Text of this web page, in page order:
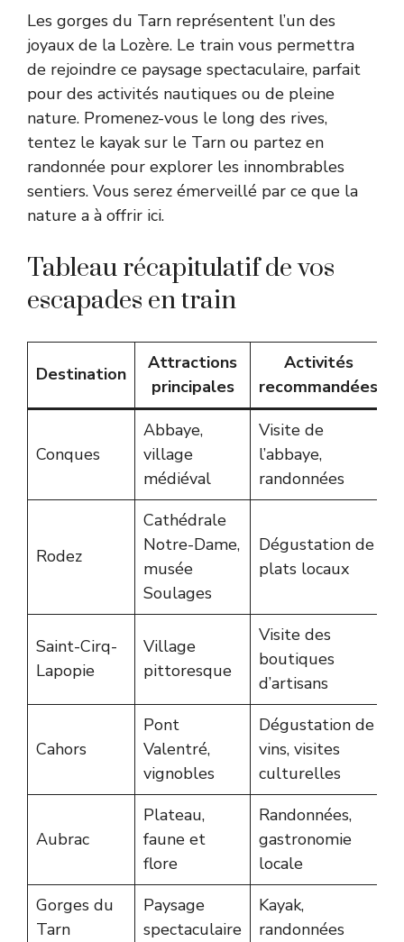
Les gorges du Tarn représentent l’un des
joyaux de la Lozère. Le train vous permettra
de rejoindre ce paysage spectaculaire, parfait
pour des activités nautiques ou de pleine
nature. Promenez-vous le long des rives,
tentez le kayak sur le Tarn ou partez en
randonnée pour explorer les innombrables
sentiers. Vous serez émerveillé par ce que la
nature a à offrir ici.
Tableau récapitulatif de vos
escapades en train
Destination
Attractions
principales
Activités
recommandées
Conques
Abbaye,
village
médiéval
Visite de
l’abbaye,
randonnées
Rodez
Cathédrale
Notre-Dame,
musée
Soulages
Dégustation de
plats locaux
Saint-Cirq-
Lapopie
Village
pittoresque
Visite des
boutiques
d’artisans
Cahors
Pont
Valentré,
vignobles
Dégustation de
vins, visites
culturelles
Aubrac
Plateau,
faune et
flore
Randonnées,
gastronomie
locale
Gorges du
Tarn
Paysage
spectaculaire
Kayak,
randonnées